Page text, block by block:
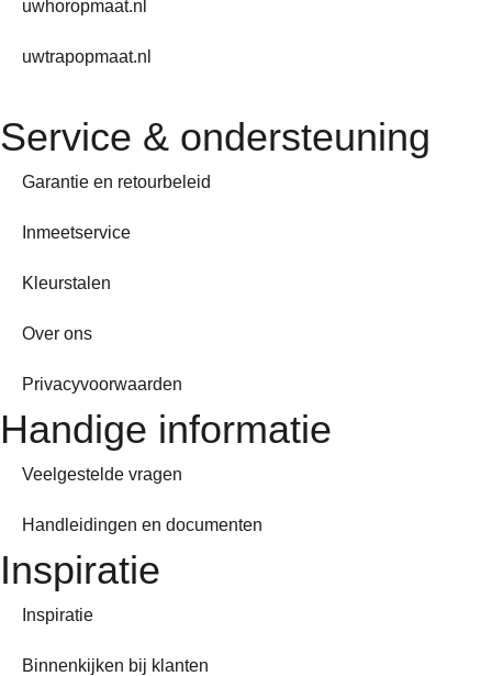
uwhoropmaat.nl
uwtrapopmaat.nl
Service & ondersteuning
Garantie en retourbeleid
Inmeetservice
Kleurstalen
Over ons
Privacyvoorwaarden
Handige informatie
Veelgestelde vragen
Handleidingen en documenten
Inspiratie
Inspiratie
Binnenkijken bij klanten